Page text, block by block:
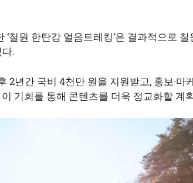
철원 한탄강 얼음트레킹’은 결과적으로
.
2년간 국비 4천만 원을 지원받고, 홍보·마
기회를 통해 콘텐츠를 더욱 정교화할 계